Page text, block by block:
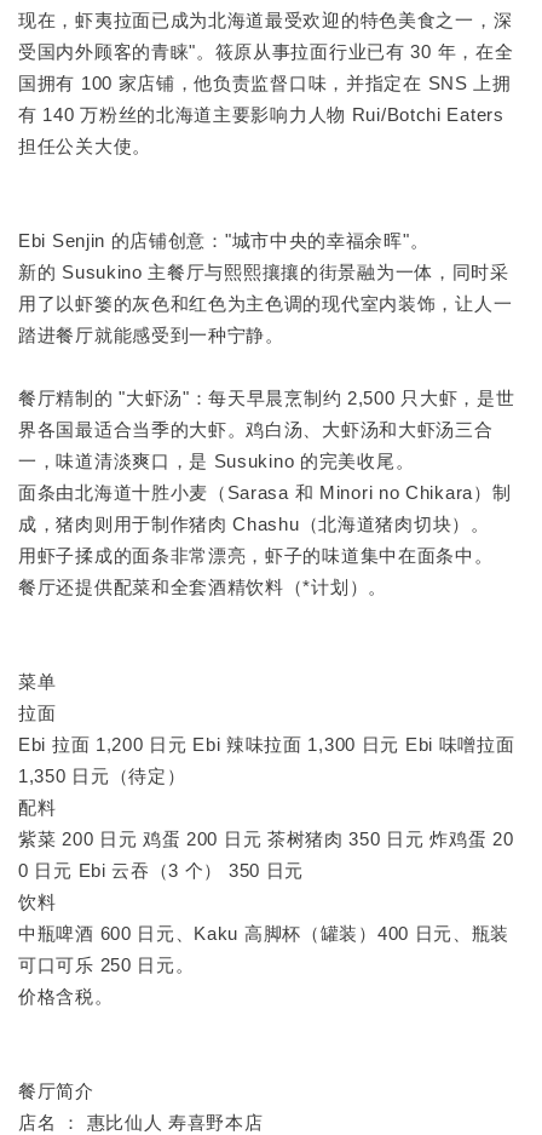
现在，虾夷拉面已成为北海道最受欢迎的特色美食之一，深
受国内外顾客的青睐"。筱原从事拉面行业已有 30 年，在全
国拥有 100 家店铺，他负责监督口味，并指定在 SNS 上拥
有 140 万粉丝的北海道主要影响力人物 Rui/Botchi Eaters
担任公关大使。
Ebi Senjin 的店铺创意："城市中央的幸福余晖"。
新的 Susukino 主餐厅与熙熙攘攘的街景融为一体，同时采
用了以虾篓的灰色和红色为主色调的现代室内装饰，让人一
踏进餐厅就能感受到一种宁静。
餐厅精制的 "大虾汤"：每天早晨烹制约 2,500 只大虾，是世
界各国最适合当季的大虾。鸡白汤、大虾汤和大虾汤三合
一，味道清淡爽口，是 Susukino 的完美收尾。
面条由北海道十胜小麦（Sarasa 和 Minori no Chikara）制
成，猪肉则用于制作猪肉 Chashu（北海道猪肉切块）。
用虾子揉成的面条非常漂亮，虾子的味道集中在面条中。
餐厅还提供配菜和全套酒精饮料（*计划）。
菜单
拉面
Ebi 拉面 1,200 日元 Ebi 辣味拉面 1,300 日元 Ebi 味噌拉面
1,350 日元（待定）
配料
紫菜 200 日元 鸡蛋 200 日元 茶树猪肉 350 日元 炸鸡蛋 20
0 日元 Ebi 云吞（3 个） 350 日元
饮料
中瓶啤酒 600 日元、Kaku 高脚杯（罐装）400 日元、瓶装
可口可乐 250 日元。
价格含税。
餐厅简介
店名 ： 惠比仙人 寿喜野本店